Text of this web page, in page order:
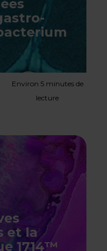
Environ 5 minutes de
lecture
et la
1714™